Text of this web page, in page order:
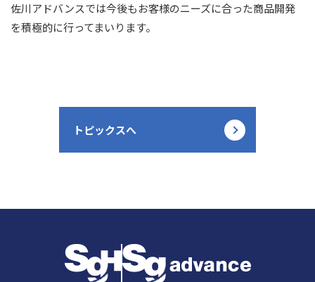
佐川アドバンスでは今後もお客様のニーズに合った商品開発
を積極的に行ってまいります。
トピックスへ